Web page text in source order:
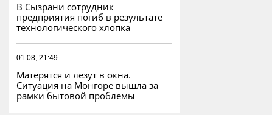
В Сызрани сотрудник
предприятия погиб в результате
технологического хлопка
01.08, 21:49
Матерятся и лезут в окна.
Ситуация на Монгоре вышла за
рамки бытовой проблемы